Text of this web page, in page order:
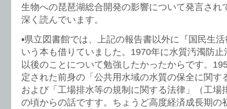
生物への琵琶湖総合開発の影響について発言され
深く読んでいます。
▪️県立図書館では、上記の報告書以外に『国民生
いう本も借りていました。1970年に水質汚濁防
以後のことについて勉強したかったからです。
定された前身の「公共用水域の水質の保全に関す
および「工場排水等の規制に関する法律」（工場
の頃からの話ですす。ちょうど高度経済成長期の